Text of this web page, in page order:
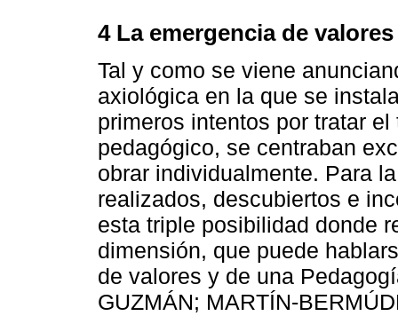
4 La emergencia de
Tal y como se viene
axiológica en la que se
primeros intentos por tratar
pedagógico, se centraban
obrar individualmente. Para
realizados, descubiertos e
esta triple posibilidad donde
dimensión, que puede
de valores y de una
GUZMÁN; MARTÍN-